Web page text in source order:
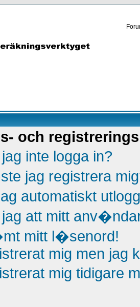
och
inte logga in?
jag registrera
automatiskt
jag att mitt
mitt l�senord!
mig men jag
mig tidigare